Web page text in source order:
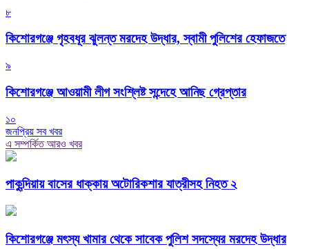
৮
কিশোরগঞ্জে গৃহবধূর ঝুলন্ত মরদেহ উদ্ধার, স্বামী পুলিশের হেফাজতে
৯
কিশোরগঞ্জে আওয়ামী লীগ সংশ্লিষ্ট সন্দেহে আনিছ গ্রেপ্তার
১০
জনপ্রিয় সব খবর
এ সম্পর্কিত আরও খবর
পাকুন্দিয়ায় বাসের ধাক্কায় অটোরিকশার যাত্রীসহ নিহত ২
কিশোরগঞ্জে মৎস্য খামার থেকে সাবেক পুলিশ সদস্যের মরদেহ উদ্ধার